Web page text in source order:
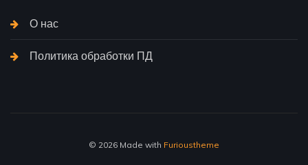
О нас
Политика обработки ПД
© 2026 Made with Furioustheme